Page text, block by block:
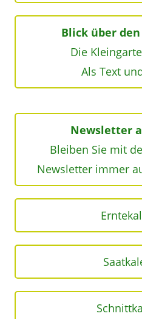
Blick über
Die
Als Text
Newsletter
Bleiben Sie mit
Newsletter immer